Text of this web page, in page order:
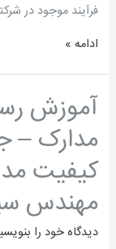
فرآیند موجود در
ادامه »
مدارک –
کیفیت
مهندس
دیدگاه‌ خود را
آموزش
رسمی
DCC
مرکز
کنترل
مدارک
–